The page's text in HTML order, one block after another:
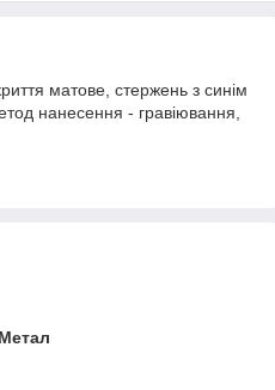
матове, стержень з синім
нанесення - гравіювання,
Метал